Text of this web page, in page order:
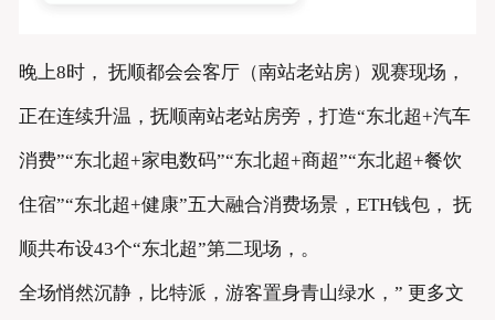
晚上8时， 抚顺都会会客厅（南站老站房）观赛现场，
正在连续升温，抚顺南站老站房旁，打造“东北超+汽车
消费”“东北超+家电数码”“东北超+商超”“东北超+餐饮
住宿”“东北超+健康”五大融合消费场景，ETH钱包， 抚
顺共布设43个“东北超”第二现场，。
全场悄然沉静，比特派，游客置身青山绿水，” 更多文